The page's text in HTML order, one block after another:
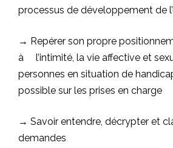
processus de développement de
→ Repérer son propre
à l’intimité, la vie affective et
personnes en situation de
possible sur les prises en charge
→ Savoir entendre, décrypter et
demandes